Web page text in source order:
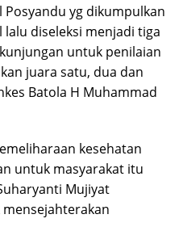
yg dikumpulkan
diseleksi menjadi tiga
untuk penilaian
juara satu, dua dan
Batola H Muhammad
kesehatan
untuk masyarakat itu
Mujiyat